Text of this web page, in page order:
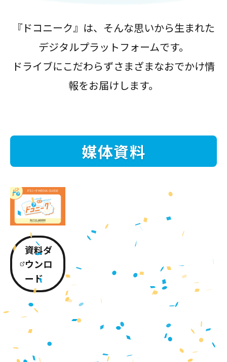
『ドコニーク』は、そんな思いから生まれた
デジタルプラットフォームです。
ドライブにこだわらずさまざまなおでかけ情
報をお届けします。
媒体資料
資料ダ
ウンロ
ード